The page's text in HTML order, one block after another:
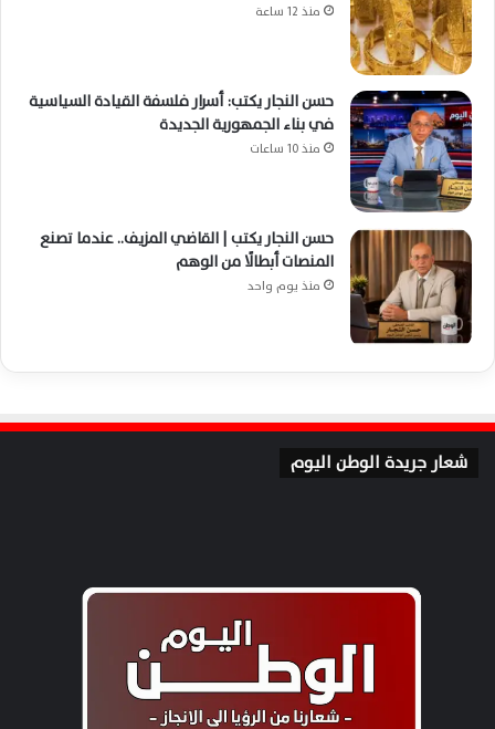
منذ 12 ساعة
حسن النجار يكتب: أسرار فلسفة القيادة السياسية
في بناء الجمهورية الجديدة
منذ 10 ساعات
حسن النجار يكتب | القاضي المزيف.. عندما تصنع
المنصات أبطالًا من الوهم
منذ يوم واحد
شعار جريدة الوطن اليوم